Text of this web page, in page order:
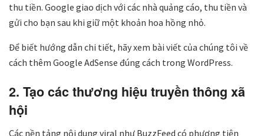
thu tiền. Google giao dịch với các nhà quảng cáo, thu tiền và
gửi cho bạn sau khi giữ một khoản hoa hồng nhỏ.
Để biết hướng dẫn chi tiết, hãy xem bài viết của chúng tôi về
cách thêm Google AdSense đúng cách trong WordPress.
2. Tạo các thương hiệu truyền thông xã
hội
Các nền tảng nội dung viral như BuzzFeed có phương tiện